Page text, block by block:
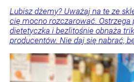
Lubisz dżemy? Uważaj na te ze
cię mocno rozczarować. Ostrzega
dietetyczka i bezlitośnie obnaża
producentów. Nie daj się nabrać,